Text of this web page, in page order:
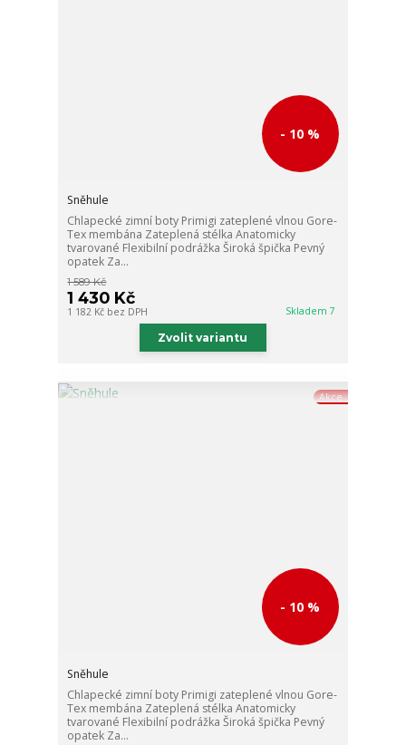
- 10 %
Sněhule
Chlapecké zimní boty Primigi zateplené vlnou Gore-
Tex membána Zateplená stélka Anatomicky
tvarované Flexibilní podrážka Široká špička Pevný
opatek Za...
1 589 Kč
1 430 Kč
1 182 Kč bez DPH Skladem 7
Zvolit variantu
Akce
- 10 %
Sněhule
Chlapecké zimní boty Primigi zateplené vlnou Gore-
Tex membána Zateplená stélka Anatomicky
tvarované Flexibilní podrážka Široká špička Pevný
opatek Za...